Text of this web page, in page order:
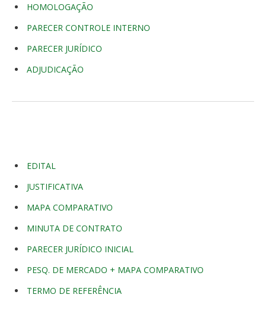
HOMOLOGAÇÃO
PARECER CONTROLE INTERNO
PARECER JURÍDICO
ADJUDICAÇÃO
EDITAL
JUSTIFICATIVA
MAPA COMPARATIVO
MINUTA DE CONTRATO
PARECER JURÍDICO INICIAL
PESQ. DE MERCADO + MAPA COMPARATIVO
TERMO DE REFERÊNCIA